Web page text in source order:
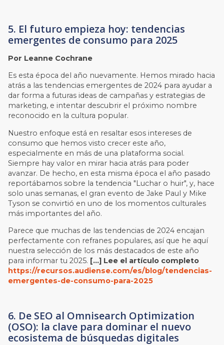
5. El futuro empieza hoy: tendencias
emergentes de consumo para 2025
Por Leanne Cochrane
Es esta época del año nuevamente. Hemos mirado hacia
atrás a las tendencias emergentes de 2024 para ayudar a
dar forma a futuras ideas de campañas y estrategias de
marketing, e intentar descubrir el próximo nombre
reconocido en la cultura popular.
Nuestro enfoque está en resaltar esos intereses de
consumo que hemos visto crecer este año,
especialmente en más de una plataforma social.
Siempre hay valor en mirar hacia atrás para poder
avanzar. De hecho, en esta misma época el año pasado
reportábamos sobre la tendencia "Luchar o huir", y, hace
solo unas semanas, el gran evento de Jake Paul y Mike
Tyson se convirtió en uno de los momentos culturales
más importantes del año.
Parece que muchas de las tendencias de 2024 encajan
perfectamente con refranes populares, así que he aquí
nuestra selección de los más destacados de este año
para informar tu 2025. […] Lee el artículo completo
https://recursos.audiense.com/es/blog/tendencias-
emergentes-de-consumo-para-2025
6. De SEO al Omnisearch Optimization
(OSO): la clave para dominar el nuevo
ecosistema de búsquedas digitales